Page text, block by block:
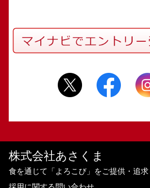
株式会社あさくま
食を通じて「よろこび」をご提供・追求